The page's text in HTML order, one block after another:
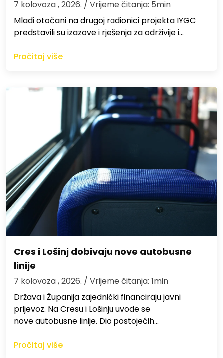
7 kolovoza , 2026. / Vrijeme čitanja: 5min
Mladi otočani na drugoj radionici projekta IYGC
predstavili su izazove i rješenja za održivije i…
Pročitaj više
Cres i Lošinj dobivaju nove autobusne
linije
7 kolovoza , 2026. / Vrijeme čitanja: 1min
Država i Županija zajednički financiraju javni
prijevoz. Na Cresu i Lošinju uvode se
nove autobusne linije. Dio postojećih…
Pročitaj više